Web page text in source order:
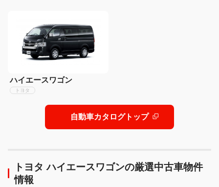
ハイエースワゴン
トヨタ
自動車カタログトップ
トヨタ ハイエースワゴンの厳選中古車物件
情報